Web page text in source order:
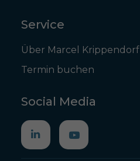
Service
Über Marcel Krippendorf
Termin buchen
Social Media